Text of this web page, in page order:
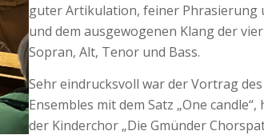
guter Artikulation, feiner Phrasierung
und dem ausgewogenen Klang der
Sopran, Alt, Tenor und Bass.
Sehr eindrucksvoll war der Vortrag
Ensembles mit dem Satz „One
der Kinderchor „Die Gmünder